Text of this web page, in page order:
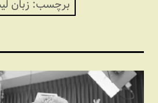
برچسب:زبان